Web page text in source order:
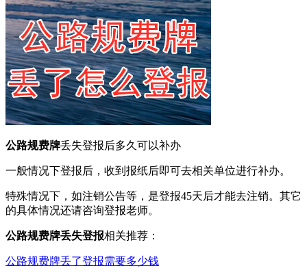
公路规费牌丢失登报后多久可以补办
一般情况下登报后，收到报纸后即可去相关单位进行补办。
特殊情况下，如注销公告等，是登报45天后才能去注销。其它
的具体情况还请咨询登报老师。
公路规费牌丢失登报相关推荐：
公路规费牌丢了登报需要多少钱